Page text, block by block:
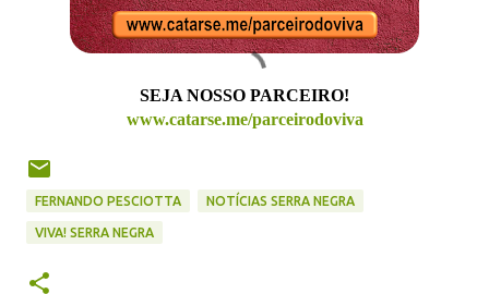
SEJA NOSSO PARCEIRO!
www.catarse.me/parceirodoviva
FERNANDO PESCIOTTA NOTÍCIAS SERRA NEGRA
VIVA! SERRA NEGRA